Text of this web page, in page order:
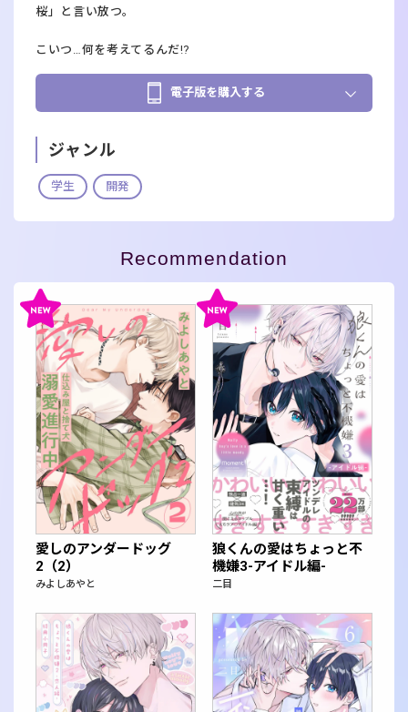
桜」と言い放つ。
こいつ…何を考えてるんだ!?
電子版を購入する
ジャンル
学生 開発
Recommendation
愛しのアンダードッグ
2（2）
みよしあやと
狼くんの愛はちょっと不
機嫌3-アイドル編-
二目